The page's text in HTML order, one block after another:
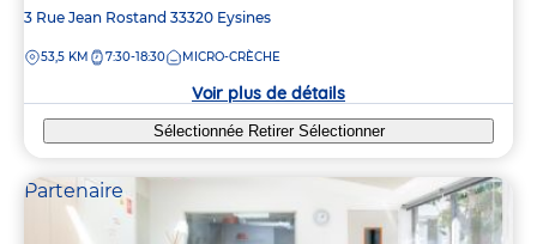
Adresse
la
3 Rue Jean Rostand 33320 Eysines
DISTANCE
53,5 KM 7:30-18:30 MICRO-CRÈCHE
Voir plus de détails
Sélectionnée Retirer Sélectionner
Partenaire